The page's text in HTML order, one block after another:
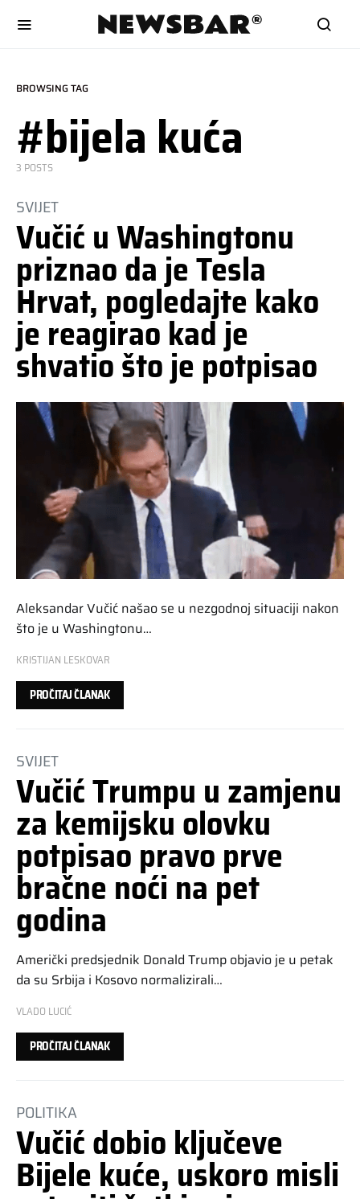
BROWSING TAG
#bijela kuća
3 POSTS
SVIJET
Vučić u Washingtonu
priznao da je Tesla
Hrvat, pogledajte kako
je reagirao kad je
shvatio što je potpisao
Aleksandar Vučić našao se u nezgodnoj situaciji nakon
što je u Washingtonu…
KRISTIJAN LESKOVAR
PROČITAJ ČLANAK
SVIJET
Vučić Trumpu u zamjenu
za kemijsku olovku
potpisao pravo prve
bračne noći na pet
godina
Američki predsjednik Donald Trump objavio je u petak
da su Srbija i Kosovo normalizirali…
VLADO LUCIĆ
PROČITAJ ČLANAK
POLITIKA
Vučić dobio ključeve
Bijele kuće, uskoro misli